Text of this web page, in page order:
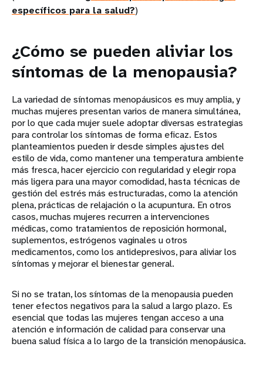
específicos para la salud?)
¿Cómo se pueden aliviar los
síntomas de la menopausia?
La variedad de síntomas menopáusicos es muy amplia, y
muchas mujeres presentan varios de manera simultánea,
por lo que cada mujer suele adoptar diversas estrategias
para controlar los síntomas de forma eficaz. Estos
planteamientos pueden ir desde simples ajustes del
estilo de vida, como mantener una temperatura ambiente
más fresca, hacer ejercicio con regularidad y elegir ropa
más ligera para una mayor comodidad, hasta técnicas de
gestión del estrés más estructuradas, como la atención
plena, prácticas de relajación o la acupuntura. En otros
casos, muchas mujeres recurren a intervenciones
médicas, como tratamientos de reposición hormonal,
suplementos, estrógenos vaginales u otros
medicamentos, como los antidepresivos, para aliviar los
síntomas y mejorar el bienestar general.
Si no se tratan, los síntomas de la menopausia pueden
tener efectos negativos para la salud a largo plazo. Es
esencial que todas las mujeres tengan acceso a una
atención e información de calidad para conservar una
buena salud física a lo largo de la transición menopáusica.